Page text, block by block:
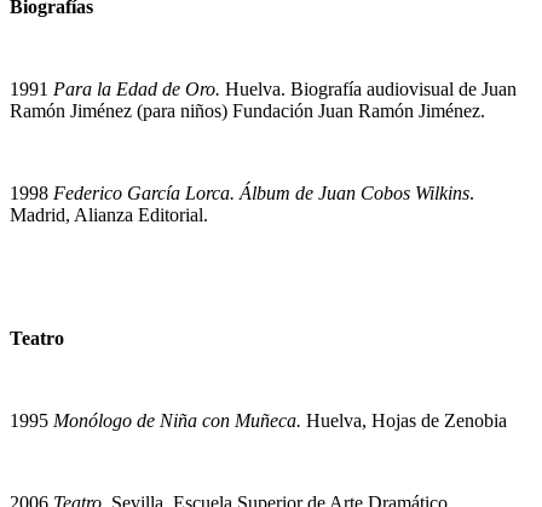
Biografías
1991 Para la Edad de Oro. Huelva. Biografía audiovisual de Juan
Ramón Jiménez (para niños) Fundación Juan Ramón Jiménez.
1998 Federico García Lorca. Álbum de Juan Cobos Wilkins.
Madrid, Alianza Editorial.
Teatro
1995 Monólogo de Niña con Muñeca. Huelva, Hojas de Zenobia
2006 Teatro. Sevilla, Escuela Superior de Arte Dramático